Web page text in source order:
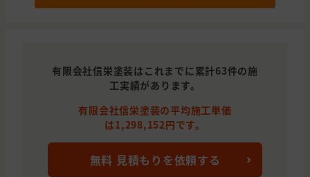
有限会社信栄塗装はこれまでに累計63件の施
工実績があります。
有限会社信栄塗装の平均施工単価
は1,298,152円です。
無料 見積もりを依頼する